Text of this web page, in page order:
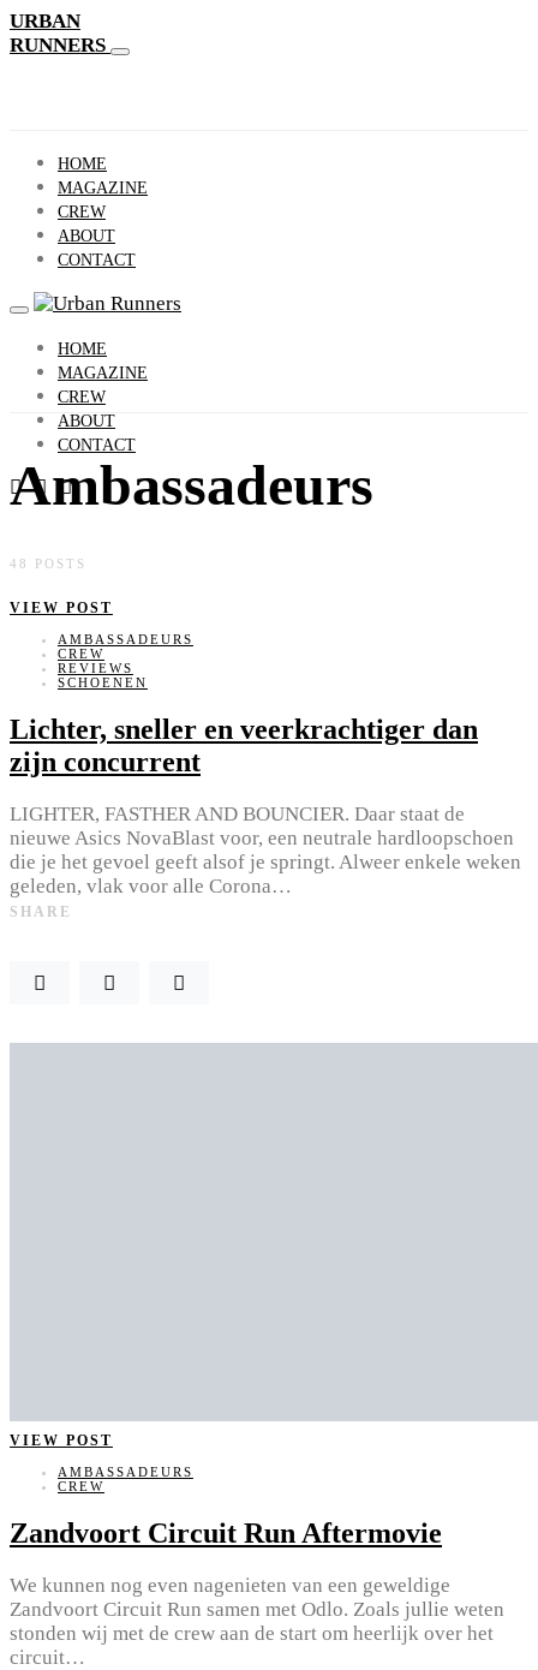
URBAN
RUNNERS
HOME
MAGAZINE
CREW
ABOUT
CONTACT
HOME
MAGAZINE
CREW
ABOUT
CONTACT
Ambassadeurs
48 POSTS
VIEW POST
AMBASSADEURS
CREW
REVIEWS
SCHOENEN
Lichter, sneller en veerkrachtiger dan
zijn concurrent
LIGHTER, FASTHER AND BOUNCIER. Daar staat de
nieuwe Asics NovaBlast voor, een neutrale hardloopschoen
die je het gevoel geeft alsof je springt. Alweer enkele weken
geleden, vlak voor alle Corona…
SHARE
VIEW POST
AMBASSADEURS
CREW
Zandvoort Circuit Run Aftermovie
We kunnen nog even nagenieten van een geweldige
Zandvoort Circuit Run samen met Odlo. Zoals jullie weten
stonden wij met de crew aan de start om heerlijk over het
circuit…